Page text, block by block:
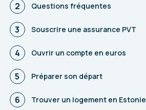
2 Questions fréquentes
3 Souscrire une assurance PVT
4 Ouvrir un compte en euros
5 Préparer son départ
6 Trouver un logement en Estonie